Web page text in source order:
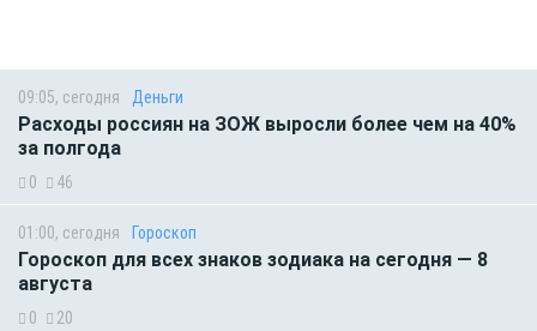
09:05, сегодня Деньги
Расходы россиян на ЗОЖ выросли более чем на 40%
за полгода
0 46
01:00, сегодня Гороскоп
Гороскоп для всех знаков зодиака на сегодня — 8
августа
0 20